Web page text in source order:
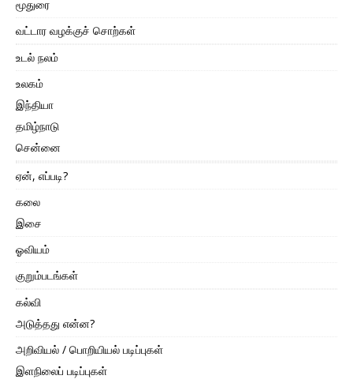
மூதுரை
வட்டார வழக்குச் சொற்கள்
உடல் நலம்
உலகம்
இந்தியா
தமிழ்நாடு
சென்னை
ஏன், எப்படி?
கலை
இசை
ஓவியம்
குறும்படங்கள்
கல்வி
அடுத்தது என்ன?
அறிவியல் / பொறியியல் படிப்புகள்
இளநிலைப் படிப்புகள்